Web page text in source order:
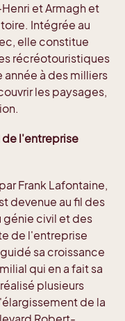
et Armagh et
Intégrée au
elle constitue
récréotouristiques
à des milliers
les paysages,
de l'entreprise
Frank Lafontaine,
devenue au fil des
génie civil et des
de l'entreprise
sa croissance
qui en a fait sa
plusieurs
de la